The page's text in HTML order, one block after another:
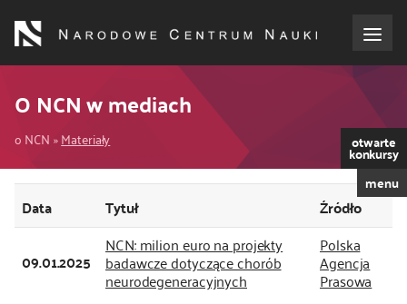
treści
dla wnioskodawców
dla realizujących projekty
O NCN w mediach
Ścieżka
nawigacyjna
o NCN Materiały otwarte
konkursy
menu
Data Tytuł Źródło
09.01.2025
NCN: milion euro na projekty
badawcze dotyczące chorób
neurodegeneracyjnych
Polska
Agencja
Prasowa